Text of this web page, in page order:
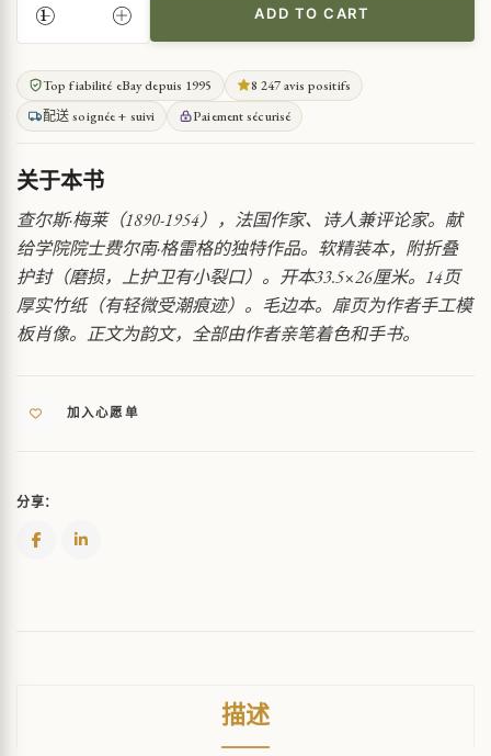
韦
尔
伦
的
诗
意
颂
礼
QUANTITY
ADD TO CART
Top fiabilité eBay depuis 1995
8 247 avis positifs
配送 soignée + suivi
Paiement sécurisé
关于本书
查尔斯·梅莱（1890-1954），法国作家、诗人兼评论家。献
给学院院士费尔南·格雷格的独特作品。软精装本，附折叠
护封（磨损，上护卫有小裂口）。开本33.5×26厘米。14页
厚实竹纸（有轻微受潮痕迹）。毛边本。扉页为作者手工模
板肖像。正文为韵文，全部由作者亲笔着色和手书。
加入心愿单
分享：
描述